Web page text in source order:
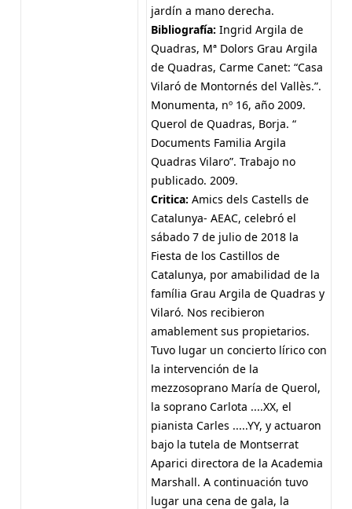
jardín a mano derecha.
Bibliografía: Ingrid Argila de
Quadras, Mª Dolors Grau Argila
de Quadras, Carme Canet: “Casa
Vilaró de Montornés del Vallès.”.
Monumenta, nº 16, año 2009.
Querol de Quadras, Borja. “
Documents Familia Argila
Quadras Vilaro”. Trabajo no
publicado. 2009.
Critica: Amics dels Castells de
Catalunya- AEAC, celebró el
sábado 7 de julio de 2018 la
Fiesta de los Castillos de
Catalunya, por amabilidad de la
família Grau Argila de Quadras y
Vilaró. Nos recibieron
amablement sus propietarios.
Tuvo lugar un concierto lírico con
la intervención de la
mezzosoprano María de Querol,
la soprano Carlota ....XX, el
pianista Carles .....YY, y actuaron
bajo la tutela de Montserrat
Aparici directora de la Academia
Marshall. A continuación tuvo
lugar una cena de gala, la